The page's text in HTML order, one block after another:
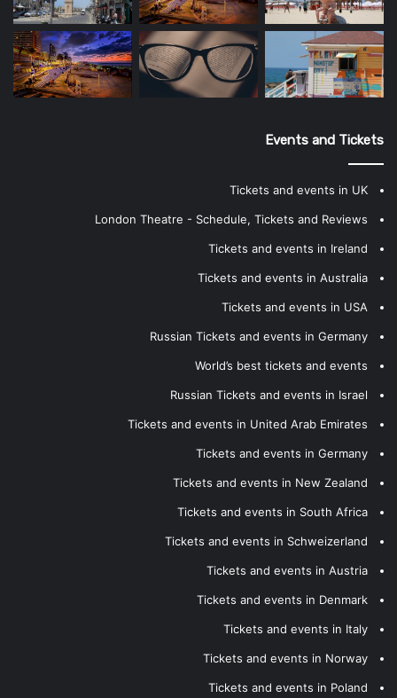
Events and Tickets
Tickets and events in UK
London Theatre - Schedule, Tickets and Reviews
Tickets and events in Ireland
Tickets and events in Australia
Tickets and events in USA
Russian Tickets and events in Germany
World’s best tickets and events
Russian Tickets and events in Israel
Tickets and events in United Arab Emirates
Tickets and events in Germany
Tickets and events in New Zealand
Tickets and events in South Africa
Tickets and events in Schweizerland
Tickets and events in Austria
Tickets and events in Denmark
Tickets and events in Italy
Tickets and events in Norway
Tickets and events in Poland